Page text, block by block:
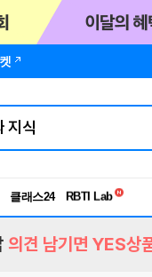
클래스24
독서유형검사
RBTI Lab
의견 남기면 YES상